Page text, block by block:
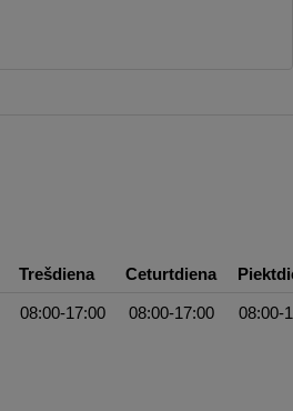
Trešdiena Ceturtdiena
08:00-17:00 08:00-17:00 08:00-